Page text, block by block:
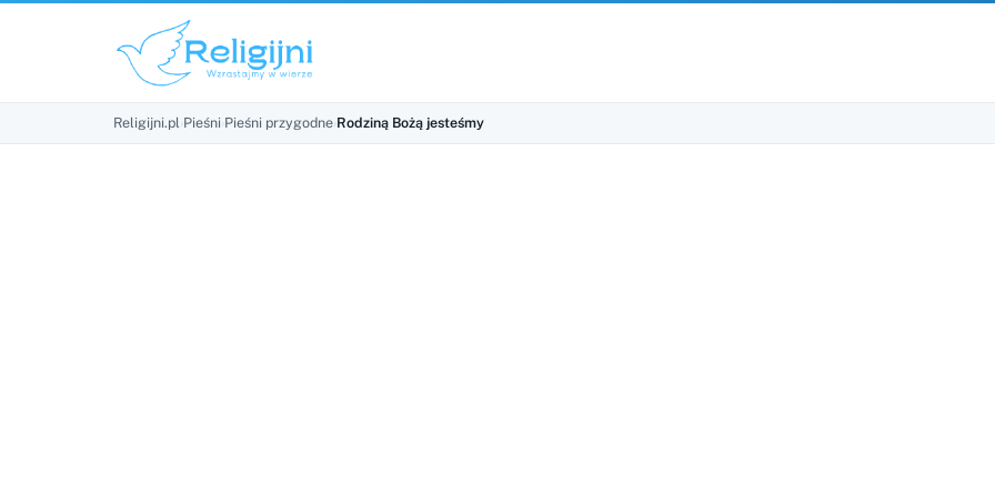
Religijni.pl›Pieśni›Pieśni przygodne›Rodziną Bożą jesteśmy